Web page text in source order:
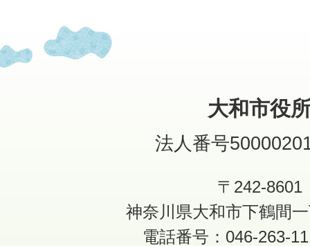
大和市役
法人番号
〒242-8601
神奈川県大和市下鶴間
電話番号：046-263-